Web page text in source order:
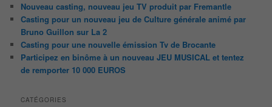
Nouveau casting, nouveau jeu TV produit par Fremantle
Casting pour un nouveau jeu de Culture générale animé par
Bruno Guillon sur La 2
Casting pour une nouvelle émission Tv de Brocante
Participez en binôme à un nouveau JEU MUSICAL et tentez
de remporter 10 000 EUROS
CATÉGORIES